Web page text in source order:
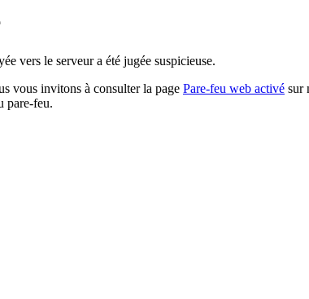
vers le serveur a été jugée suspicieuse.
vous invitons à consulter la page Pare-feu web activé sur
pare-feu.